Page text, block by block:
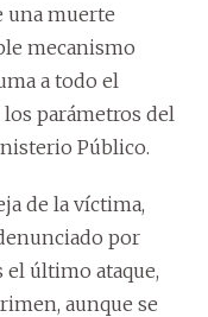
una muerte
mecanismo
a todo el
parámetros del
Público.
de la víctima,
por
el último ataque,
aunque se